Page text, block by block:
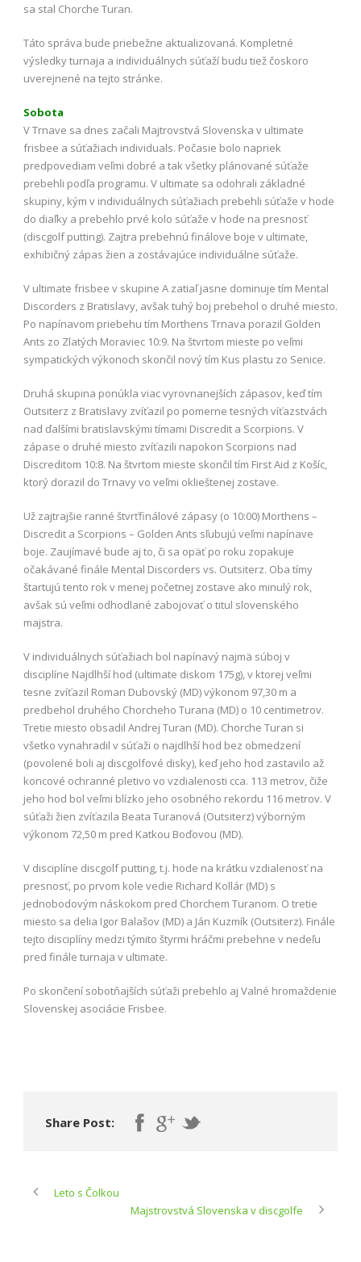
sa stal Chorche Turan.
Táto správa bude priebežne aktualizovaná. Kompletné
výsledky turnaja a individuálnych súťaží budu tiež čoskoro
uverejnené na tejto stránke.
Sobota
V Trnave sa dnes začali Majtrovstvá Slovenska v ultimate
frisbee a súťažiach individuals. Počasie bolo napriek
predpovediam veľmi dobré a tak všetky plánované súťaže
prebehli podľa programu. V ultimate sa odohrali základné
skupiny, kým v individuálnych súťažiach prebehli súťaže v hode
do diaľky a prebehlo prvé kolo súťaže v hode na presnosť
(discgolf putting). Zajtra prebehnú finálove boje v ultimate,
exhibičný zápas žien a zostávajúce individuálne súťaže.
V ultimate frisbee v skupine A zatiaľ jasne dominuje tím Mental
Discorders z Bratislavy, avšak tuhý boj prebehol o druhé miesto.
Po napínavom priebehu tím Morthens Trnava porazil Golden
Ants zo Zlatých Moraviec 10:9. Na štvrtom mieste po veľmi
sympatických výkonoch skončil nový tím Kus plastu zo Senice.
Druhá skupina ponúkla viac vyrovnanejších zápasov, keď tím
Outsiterz z Bratislavy zvíťazil po pomerne tesných víťazstvách
nad ďalšími bratislavskými tímami Discredit a Scorpions. V
zápase o druhé miesto zvíťazili napokon Scorpions nad
Discreditom 10:8. Na štvrtom mieste skončil tím First Aid z Košíc,
ktorý dorazil do Trnavy vo veľmi oklieštenej zostave.
Už zajtrajšie ranné štvrťfinálové zápasy (o 10:00) Morthens –
Discredit a Scorpions – Golden Ants sľubujú veľmi napínave
boje. Zaujímavé bude aj to, či sa opäť po roku zopakuje
očakávané finále Mental Discorders vs. Outsiterz. Oba tímy
štartujú tento rok v menej početnej zostave ako minulý rok,
avšak sú veľmi odhodlané zabojovať o titul slovenského
majstra.
V individuálnych súťažiach bol napínavý najmä súboj v
disciplíne Najdlhší hod (ultimate diskom 175g), v ktorej veľmi
tesne zvíťazil Roman Dubovský (MD) výkonom 97,30 m a
predbehol druhého Chorcheho Turana (MD) o 10 centimetrov.
Tretie miesto obsadil Andrej Turan (MD). Chorche Turan si
všetko vynahradil v súťaži o najdlhší hod bez obmedzení
(povolené boli aj discgolfové disky), keď jeho hod zastavilo až
koncové ochranné pletivo vo vzdialenosti cca. 113 metrov, čiže
jeho hod bol veľmi blízko jeho osobného rekordu 116 metrov. V
súťaži žien zvíťazila Beata Turanová (Outsiterz) výborným
výkonom 72,50 m pred Katkou Boďovou (MD).
V disciplíne discgolf putting, t.j. hode na krátku vzdialenosť na
presnosť, po prvom kole vedie Richard Kollár (MD) s
jednobodovým náskokom pred Chorchem Turanom. O tretie
miesto sa delia Igor Balašov (MD) a Ján Kuzmík (Outsiterz). Finále
tejto disciplíny medzi týmito štyrmi hráčmi prebehne v nedeľu
pred finále turnaja v ultimate.
Po skončení sobotňajších súťaži prebehlo aj Valné hromaždenie
Slovenskej asociácie Frisbee.
Share Post:
Leto s Čolkou
Majstrovstvá Slovenska v discgolfe